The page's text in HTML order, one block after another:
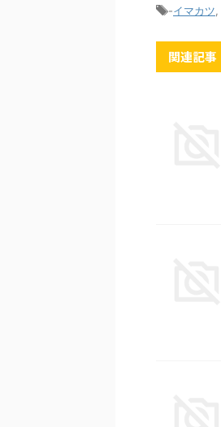
-イマカツ
関連記事